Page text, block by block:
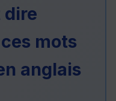
dire
mots
anglais